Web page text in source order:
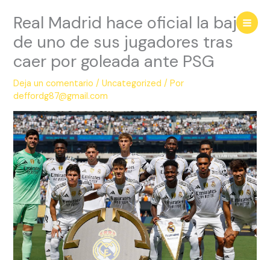
contenido
Real Madrid hace oficial la baja
de uno de sus jugadores tras
caer por goleada ante PSG
Deja un comentario /Uncategorized / Por
deffordg87@gmail.com